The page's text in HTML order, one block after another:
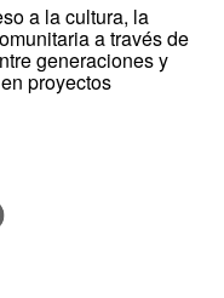
a la cultura, la
a través de
generaciones y
proyectos